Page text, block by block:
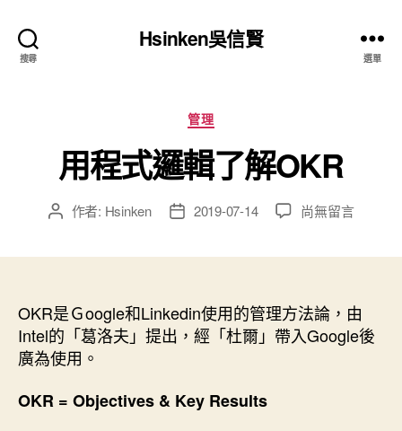
搜尋
Hsinken吳信賢
選單
分
類
管理
用程式邏輯了解OKR
文 作者: Hsinken
文
期
2019-07-14
在
輯
了
解
尚無留言
OKR是Ｇoogle和Linkedin使用的管理方法論，由
Intel的「葛洛夫」提出，經「杜爾」帶入Google後
廣為使用。
OKR = Objectives & Key Results